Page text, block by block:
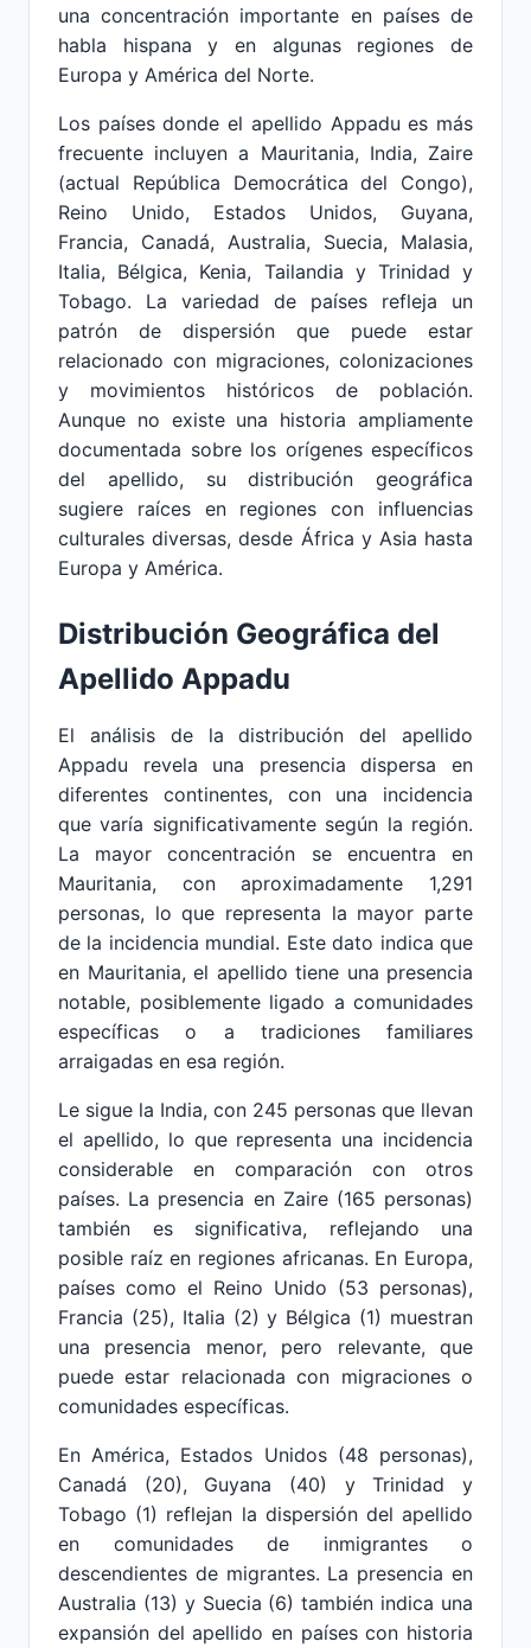
una concentración importante en países de
habla hispana y en algunas regiones de
Europa y América del Norte.
Los países donde el apellido Appadu es más
frecuente incluyen a Mauritania, India, Zaire
(actual República Democrática del Congo),
Reino Unido, Estados Unidos, Guyana,
Francia, Canadá, Australia, Suecia, Malasia,
Italia, Bélgica, Kenia, Tailandia y Trinidad y
Tobago. La variedad de países refleja un
patrón de dispersión que puede estar
relacionado con migraciones, colonizaciones
y movimientos históricos de población.
Aunque no existe una historia ampliamente
documentada sobre los orígenes específicos
del apellido, su distribución geográfica
sugiere raíces en regiones con influencias
culturales diversas, desde África y Asia hasta
Europa y América.
Distribución Geográfica del
Apellido Appadu
El análisis de la distribución del apellido
Appadu revela una presencia dispersa en
diferentes continentes, con una incidencia
que varía significativamente según la región.
La mayor concentración se encuentra en
Mauritania, con aproximadamente 1,291
personas, lo que representa la mayor parte
de la incidencia mundial. Este dato indica que
en Mauritania, el apellido tiene una presencia
notable, posiblemente ligado a comunidades
específicas o a tradiciones familiares
arraigadas en esa región.
Le sigue la India, con 245 personas que llevan
el apellido, lo que representa una incidencia
considerable en comparación con otros
países. La presencia en Zaire (165 personas)
también es significativa, reflejando una
posible raíz en regiones africanas. En Europa,
países como el Reino Unido (53 personas),
Francia (25), Italia (2) y Bélgica (1) muestran
una presencia menor, pero relevante, que
puede estar relacionada con migraciones o
comunidades específicas.
En América, Estados Unidos (48 personas),
Canadá (20), Guyana (40) y Trinidad y
Tobago (1) reflejan la dispersión del apellido
en comunidades de inmigrantes o
descendientes de migrantes. La presencia en
Australia (13) y Suecia (6) también indica una
expansión del apellido en países con historia